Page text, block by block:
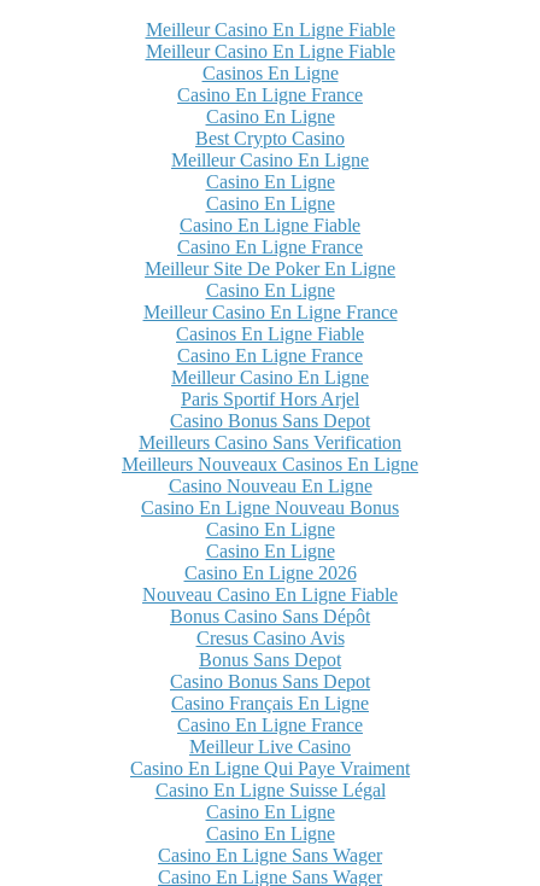
Meilleur Casino En Ligne Fiable
Meilleur Casino En Ligne Fiable
Casinos En Ligne
Casino En Ligne France
Casino En Ligne
Best Crypto Casino
Meilleur Casino En Ligne
Casino En Ligne
Casino En Ligne
Casino En Ligne Fiable
Casino En Ligne France
Meilleur Site De Poker En Ligne
Casino En Ligne
Meilleur Casino En Ligne France
Casinos En Ligne Fiable
Casino En Ligne France
Meilleur Casino En Ligne
Paris Sportif Hors Arjel
Casino Bonus Sans Depot
Meilleurs Casino Sans Verification
Meilleurs Nouveaux Casinos En Ligne
Casino Nouveau En Ligne
Casino En Ligne Nouveau Bonus
Casino En Ligne
Casino En Ligne
Casino En Ligne 2026
Nouveau Casino En Ligne Fiable
Bonus Casino Sans Dépôt
Cresus Casino Avis
Bonus Sans Depot
Casino Bonus Sans Depot
Casino Français En Ligne
Casino En Ligne France
Meilleur Live Casino
Casino En Ligne Qui Paye Vraiment
Casino En Ligne Suisse Légal
Casino En Ligne
Casino En Ligne
Casino En Ligne Sans Wager
Casino En Ligne Sans Wager